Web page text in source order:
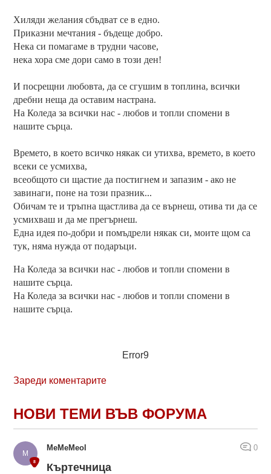
Хиляди желания сбъдват се в едно.
Приказни мечтания - бъдеще добро.
Нека си помагаме в трудни часове,
нека хора сме дори само в този ден!
И посрещни любовта, да се сгушим в топлина, всички
дребни неща да оставим настрана.
На Коледа за всички нас - любов и топли спомени в
нашите сърца.
Времето, в което всичко някак си утихва, времето, в което
всеки се усмихва,
всеобщото си щастие да постигнем и запазим - ако не
завинаги, поне на този празник...
Обичам те и тръпна щастлива да се върнеш, отива ти да се
усмихваш и да ме прегърнеш.
Една идея по-добри и помъдрели някак си, моите щом са
тук, няма нужда от подаръци.
На Коледа за всички нас - любов и топли спомени в
нашите сърца.
На Коледа за всички нас - любов и топли спомени в
нашите сърца.
Error9
Зареди коментарите
НОВИ ТЕМИ ВЪВ ФОРУМА
MeMeMeol 0
Къртечница